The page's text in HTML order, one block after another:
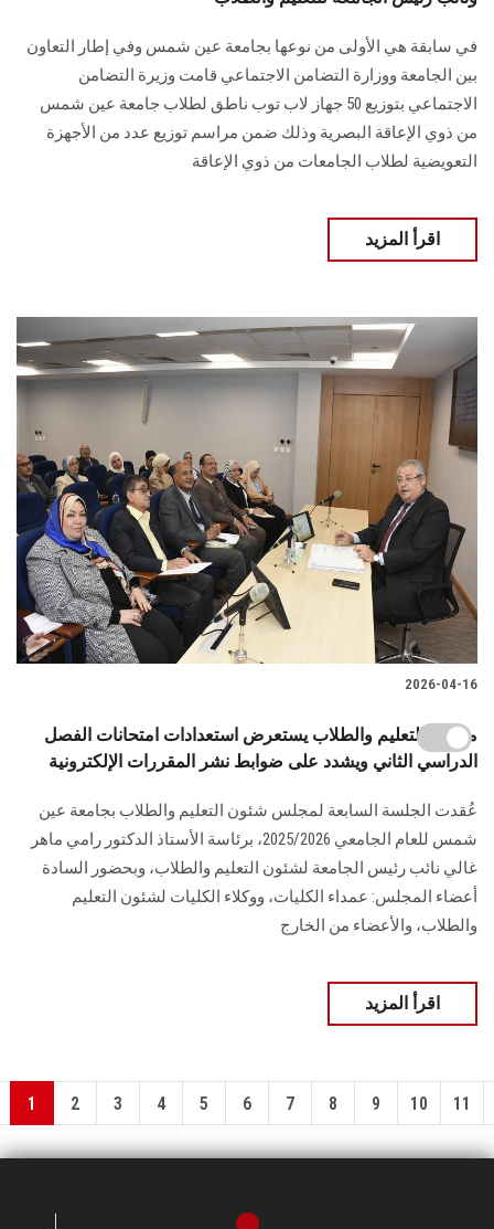
في سابقة هي الأولى من نوعها بجامعة عين شمس وفي إطار التعاون
بين الجامعة ووزارة التضامن الاجتماعي قامت وزيرة التضامن
الاجتماعي بتوزيع 50 جهاز لاب توب ناطق لطلاب جامعة عين شمس
من ذوي الإعاقة البصرية وذلك ضمن مراسم توزيع عدد من الأجهزة
التعويضية لطلاب الجامعات من ذوي الإعاقة
اقرأ المزيد
2026-04-16
مجلس التعليم والطلاب يستعرض استعدادات امتحانات الفصل
الدراسي الثاني ويشدد على ضوابط نشر المقررات الإلكترونية
عُقدت الجلسة السابعة لمجلس شئون التعليم والطلاب بجامعة عين
شمس للعام الجامعي 2025/2026، برئاسة الأستاذ الدكتور رامي ماهر
غالي نائب رئيس الجامعة لشئون التعليم والطلاب، وبحضور السادة
أعضاء المجلس: عمداء الكليات، ووكلاء الكليات لشئون التعليم
والطلاب، والأعضاء من الخارج
اقرأ المزيد
1 2 3 4 5 6 7 8 9 10 11